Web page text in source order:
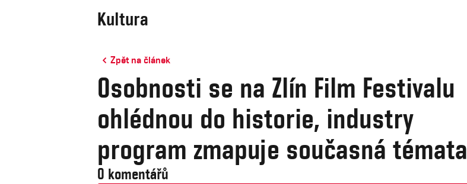
Kultura
Zpět na článek
Osobnosti se na Zlín Film Festivalu
ohlédnou do historie, industry
program zmapuje současná témata
0 komentářů